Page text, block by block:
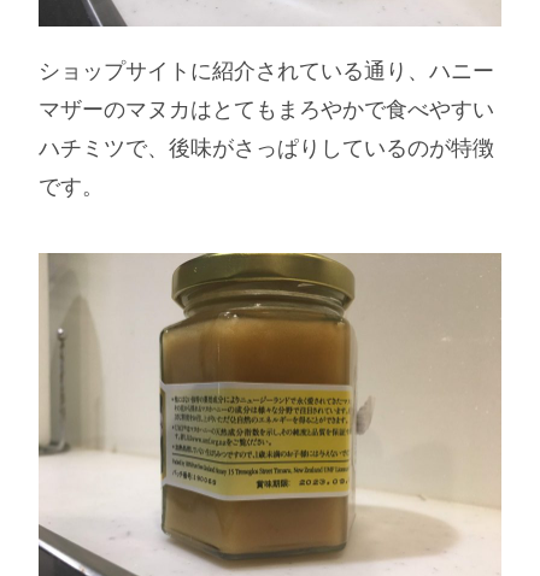
ショップサイトに紹介されている通り、ハニー
マザーのマヌカはとてもまろやかで食べやすい
ハチミツで、後味がさっぱりしているのが特徴
です。